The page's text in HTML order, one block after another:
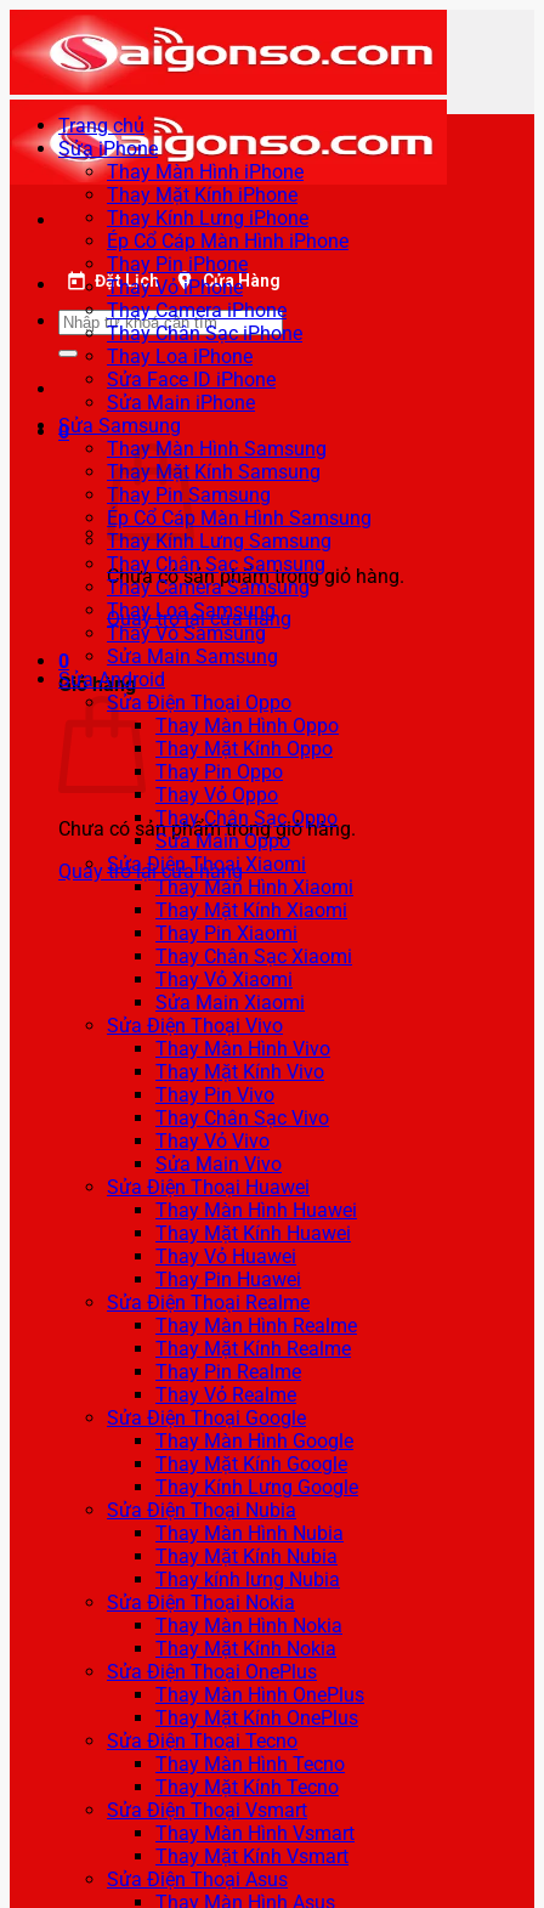
qua
nội
dung
Đặt Lịch Cửa Hàng
Tìm
kiếm:
0
Chưa có sản phẩm trong giỏ hàng.
Quay trở lại cửa hàng
0
Giỏ hàng
Chưa có sản phẩm trong giỏ hàng.
Quay trở lại cửa hàng
Trang chủ
Sửa iPhone
Thay Màn Hình iPhone
Thay Mặt Kính iPhone
Thay Kính Lưng iPhone
Ép Cổ Cáp Màn Hình iPhone
Thay Pin iPhone
Thay Vỏ iPhone
Thay Camera iPhone
Thay Chân Sạc iPhone
Thay Loa iPhone
Sửa Face ID iPhone
Sửa Main iPhone
Sửa Samsung
Thay Màn Hình Samsung
Thay Mặt Kính Samsung
Thay Pin Samsung
Ép Cổ Cáp Màn Hình Samsung
Thay Kính Lưng Samsung
Thay Chân Sạc Samsung
Thay Camera Samsung
Thay Loa Samsung
Thay Vỏ Samsung
Sửa Main Samsung
Sửa Android
Sửa Điện Thoại Oppo
Thay Màn Hình Oppo
Thay Mặt Kính Oppo
Thay Pin Oppo
Thay Vỏ Oppo
Thay Chân Sạc Oppo
Sửa Main Oppo
Sửa Điện Thoại Xiaomi
Thay Màn Hình Xiaomi
Thay Mặt Kính Xiaomi
Thay Pin Xiaomi
Thay Chân Sạc Xiaomi
Thay Vỏ Xiaomi
Sửa Main Xiaomi
Sửa Điện Thoại Vivo
Thay Màn Hình Vivo
Thay Mặt Kính Vivo
Thay Pin Vivo
Thay Chân Sạc Vivo
Thay Vỏ Vivo
Sửa Main Vivo
Sửa Điện Thoại Huawei
Thay Màn Hình Huawei
Thay Mặt Kính Huawei
Thay Vỏ Huawei
Thay Pin Huawei
Sửa Điện Thoại Realme
Thay Màn Hình Realme
Thay Mặt Kính Realme
Thay Pin Realme
Thay Vỏ Realme
Sửa Điện Thoại Google
Thay Màn Hình Google
Thay Mặt Kính Google
Thay Kính Lưng Google
Sửa Điện Thoại Nubia
Thay Màn Hình Nubia
Thay Mặt Kính Nubia
Thay kính lưng Nubia
Sửa Điện Thoại Nokia
Thay Màn Hình Nokia
Thay Mặt Kính Nokia
Sửa Điện Thoại OnePlus
Thay Màn Hình OnePlus
Thay Mặt Kính OnePlus
Sửa Điện Thoại Tecno
Thay Màn Hình Tecno
Thay Mặt Kính Tecno
Sửa Điện Thoại Vsmart
Thay Màn Hình Vsmart
Thay Mặt Kính Vsmart
Sửa Điện Thoại Asus
Thay Màn Hình Asus